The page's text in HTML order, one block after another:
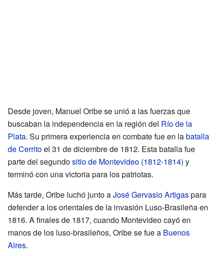
Desde joven, Manuel Oribe se unió a las fuerzas que
buscaban la independencia en la región del Río de la
Plata. Su primera experiencia en combate fue en labatalla
de Cerritoel 31 de diciembre de 1812. Esta batalla fue
parte del segundositio de Montevideo (1812-1814) y
terminó con una victoria para los patriotas.
Más tarde, Oribe luchó junto aJosé Gervasio Artigaspara
defender a los orientales de la invasión Luso-Brasileña en
1816. A finales de 1817, cuando Montevideo cayó en
manos de los luso-brasileños, Oribe se fue a Buenos
Aires.